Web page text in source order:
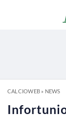
CALCIOWEB» NEWS